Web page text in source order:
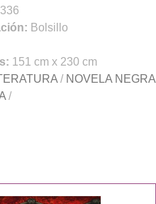
336
Bolsillo
151 cm x 230 cm
/ NOVELA NEGRA
/